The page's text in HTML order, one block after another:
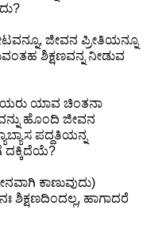
ಜೀವನ ಪ್ರೀತಿಯನ್ನೂ
ಶಿಕ್ಷಣವನ್ನ ನೀಡುವ
ಯಾವ ಚಿಂತನಾ
ಹೊಂದಿ ಜೀವನ
ಪದ್ದತಿಯನ್ನ
ದಕ್ಕಿದೆಯೆ?
ಕಾಣುವುದು)
ಶಿಕ್ಷಣದಿಂದಲ್ಲ, ಹಾಗಾದರೆ